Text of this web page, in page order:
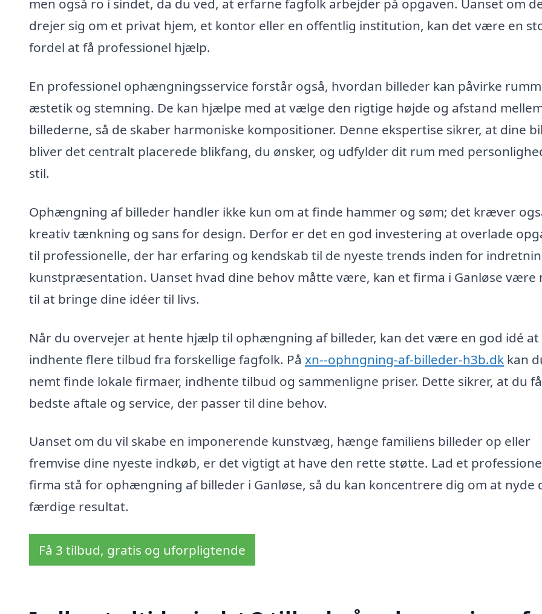
men også ro i sindet, da du ved, at erfarne fagfolk arbejder på opgaven. Uanset om
drejer sig om et privat hjem, et kontor eller en offentlig institution, kan det være en
fordel at få professionel hjælp.
En professionel ophængningsservice forstår også, hvordan billeder kan påvirke
æstetik og stemning. De kan hjælpe med at vælge den rigtige højde og afstand
billederne, så de skaber harmoniske kompositioner. Denne ekspertise sikrer, at dine
bliver det centralt placerede blikfang, du ønsker, og udfylder dit rum med
stil.
Ophængning af billeder handler ikke kun om at finde hammer og søm; det kræver
kreativ tænkning og sans for design. Derfor er det en god investering at overlade
til professionelle, der har erfaring og kendskab til de nyeste trends inden for
kunstpræsentation. Uanset hvad dine behov måtte være, kan et firma i Ganløse være
til at bringe dine idéer til livs.
Når du overvejer at hente hjælp til ophængning af billeder, kan det være en god idé at
indhente flere tilbud fra forskellige fagfolk. På xn--ophngning-af-billeder-h3b.dk kan
nemt finde lokale firmaer, indhente tilbud og sammenligne priser. Dette sikrer, at du
bedste aftale og service, der passer til dine behov.
Uanset om du vil skabe en imponerende kunstvæg, hænge familiens billeder op eller
fremvise dine nyeste indkøb, er det vigtigt at have den rette støtte. Lad et
firma stå for ophængning af billeder i Ganløse, så du kan koncentrere dig om at nyde
færdige resultat.
Få 3 tilbud, gratis og uforpligtende